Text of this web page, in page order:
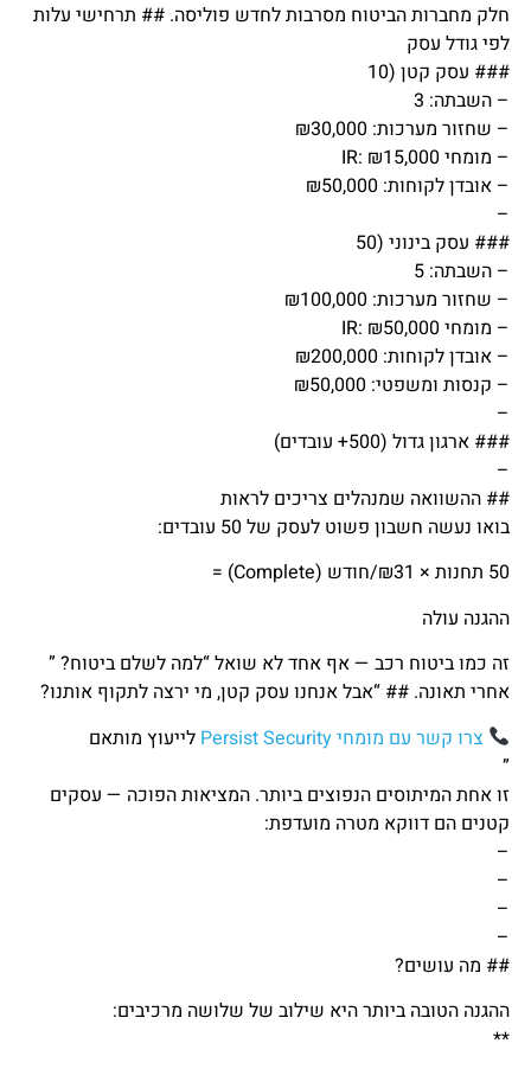
חלק מחברות הביטוח מסרבות לחדש פוליסה. ## תרחישי עלות
לפי גודל עסק
### עסק קטן (10
– השבתה: 3
– שחזור מערכות: ₪30,000
– מומחי IR: ₪15,000
– אובדן לקוחות: ₪50,000
–
### עסק בינוני (50
– השבתה: 5
– שחזור מערכות: ₪100,000
– מומחי IR: ₪50,000
– אובדן לקוחות: ₪200,000
– קנסות ומשפטי: ₪50,000
–
### ארגון גדול (500+ עובדים)
–
## ההשוואה שמנהלים צריכים לראות
בואו נעשה חשבון פשוט לעסק של 50 עובדים:
50 תחנות × ₪31/חודש (Complete) =
ההגנה עולה
זה כמו ביטוח רכב — אף אחד לא שואל “למה לשלם ביטוח? ”
אחרי תאונה. ## “אבל אנחנו עסק קטן, מי ירצה לתקוף אותנו?
צרו קשר עם מומחי Persist Security
לייעוץ מותאם
”
זו אחת המיתוסים הנפוצים ביותר. המציאות הפוכה — עסקים
קטנים הם דווקא מטרה מועדפת:
–
–
–
–
## מה עושים?
ההגנה הטובה ביותר היא שילוב של שלושה מרכיבים:
**